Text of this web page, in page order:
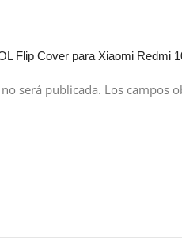
Flip Cover para Xiaomi Redmi
será publicada. Los campos